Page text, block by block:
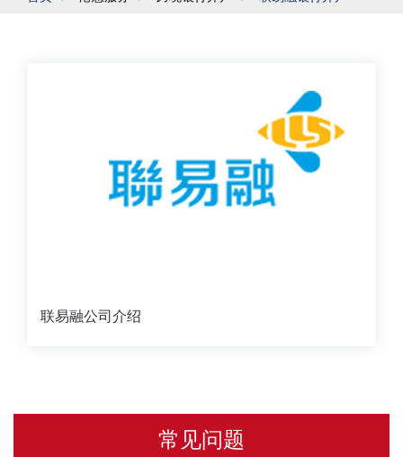
联易融公司介绍
常见问题